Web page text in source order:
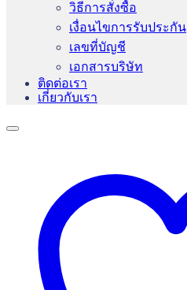
วิธีการสั่งซื้อ
เงื่อนไขการรับประกัน
เลขที่บัญชี
เอกสารบริษัท
ติดต่อเรา
เกี่ยวกับเรา